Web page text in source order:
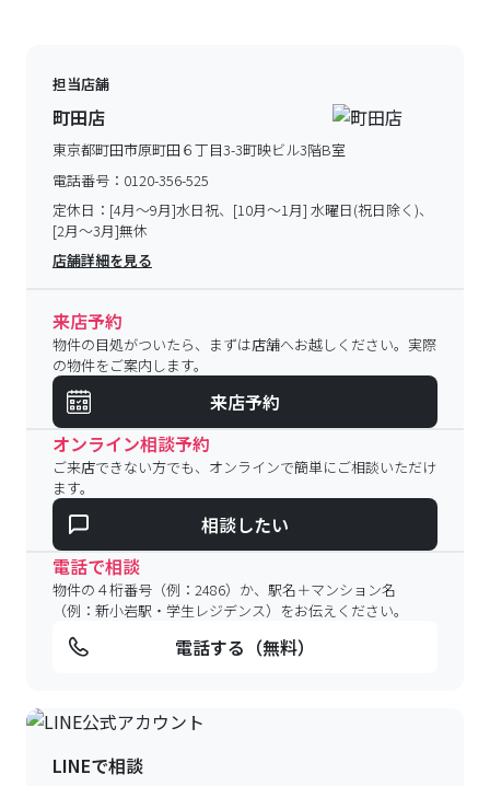
担当店舗
町田店
東京都町田市原町田６丁目3-3町映ビル3階B室
電話番号： 0120-356-525
定休日： [4月～9月]水日祝、[10月～1月] 水曜日(祝日除く)、
[2月～3月]無休
店舗詳細を見る
来店予約
物件の目処がついたら、まずは店舗へお越しください。実際
の物件をご案内します。
来店予約
オンライン相談予約
ご来店できない方でも、オンラインで簡単にご相談いただけ
ます。
相談したい
電話で相談
物件の４桁番号（例：2486）か、駅名＋マンション名
（例：新小岩駅・学生レジデンス）をお伝えください。
電話する（無料）
LINEで相談